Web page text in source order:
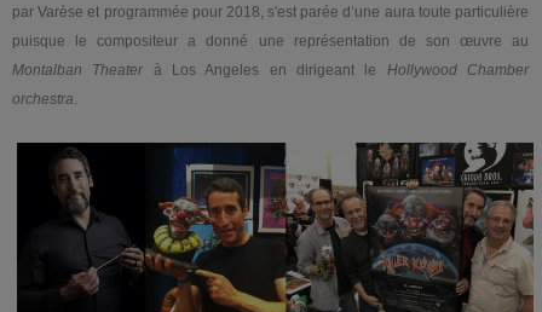
par Varèse et programmée pour 2018, s'est parée d’une aura toute particulière
puisque le compositeur a donné une représentation de son œuvre au
Montalban Theater à Los Angeles en dirigeant le Hollywood Chamber
orchestra